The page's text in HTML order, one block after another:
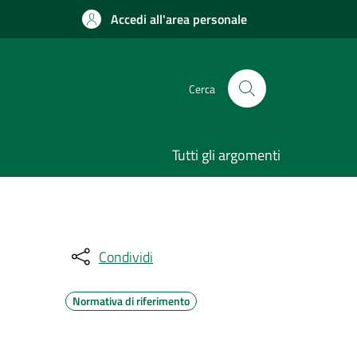
Accedi all'area personale
Cerca
Tutti gli argomenti
Condividi
Normativa di riferimento